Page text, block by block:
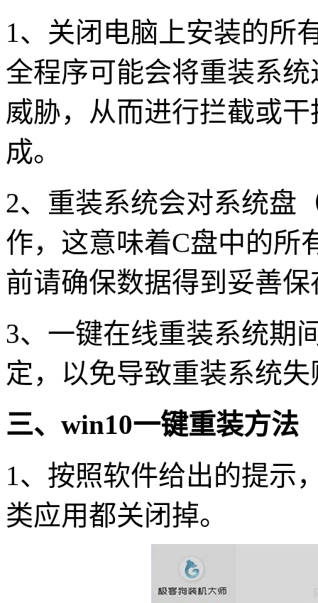
1、关闭电脑上安装的所
全程序可能会将重装系
威胁，从而进行拦截或
成。
2、重装系统会对系统盘
作，这意味着C盘中的所
前请确保数据得到妥善保
3、一键在线重装系统期
定，以免导致重装系统失
三、win10一键重装方法
1、按照软件给出的提示
类应用都关闭掉。